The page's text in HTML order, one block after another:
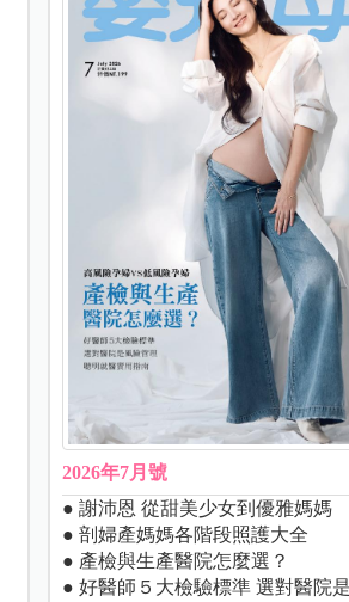
2026年7月號
● 謝沛恩 從甜美少女到優雅媽媽
● 剖婦產媽媽各階段照護大全
● 產檢與生產醫院怎麼選？
● 好醫師５大檢驗標準 選對醫院